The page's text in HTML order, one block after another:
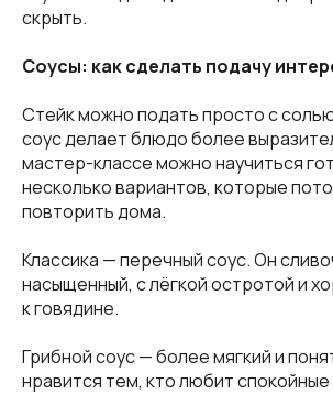
скрыть.
Соусы: как сделать подачу
Стейк можно подать просто с
соус делает блюдо более
мастер-классе можно научиться
несколько вариантов, которые
повторить дома.
Классика — перечный соус. Он
насыщенный, с лёгкой остротой и
к говядине.
Грибной соус — более мягкий и
нравится тем, кто любит спокойные